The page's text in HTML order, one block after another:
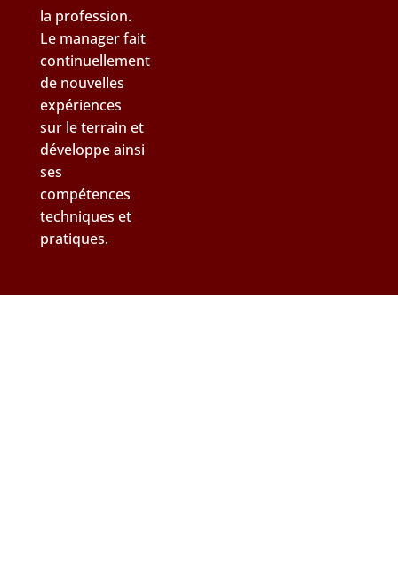
la profession.
Le manager fait
continuellement
de nouvelles
expériences
sur le terrain et
développe ainsi
ses
compétences
techniques et
pratiques.